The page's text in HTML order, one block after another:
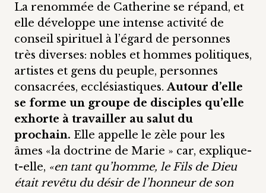
La renommée de Catherine se répand, et
elle développe une intense activité de
conseil spirituel à l’égard de personnes
très diverses: nobles et hommes politiques,
artistes et gens du peuple, personnes
consacrées, ecclésiastiques.Autour d’elle
se forme un groupe de disciples qu’elle
exhorte à travailler au salut du
prochain. Elle appelle le zèle pour les
âmes «la doctrine de Marie » car, explique-
t-elle, «en tant qu’homme, le Fils de Dieu
était revêtu du désir de l’honneur de son